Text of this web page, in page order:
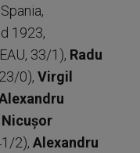
1923,
33/1), Radu
0), Virgil
Nicuşor
2), Alexandru